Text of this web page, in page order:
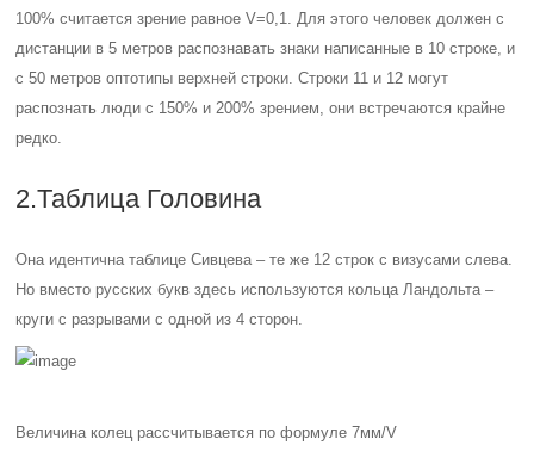
100% считается зрение равное V=0,1. Для этого человек должен с
дистанции в 5 метров распознавать знаки написанные в 10 строке, и
с 50 метров оптотипы верхней строки. Строки 11 и 12 могут
распознать люди с 150% и 200% зрением, они встречаются крайне
редко.
2.Таблица Головина
Она идентична таблице Сивцева – те же 12 строк с визусами слева.
Но вместо русских букв здесь используются кольца Ландольта –
круги с разрывами с одной из 4 сторон.
Величина колец рассчитывается по формуле 7мм/V